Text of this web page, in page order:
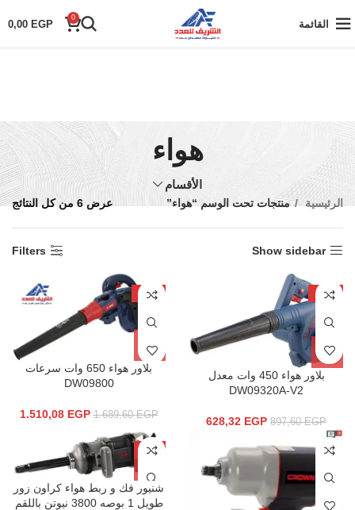
القائمة
0
0,00 EGP
هواء
الأقسام
الرئيسية منتجات تحت الوسم “هواء” عرض ⁦6⁩ من كل النتائج
Show sidebar
Filters
-30%
بلاور هواء 450 وات معدل
DW09320A-V2
897,60EGP
628,32 EGP
-11%
بلاور هواء 650 وات سرعات
DW09800
1.689,60EGP
1.510,08 EGP
-7%
شنيور فك و ربط هواء كراون زور
طويل 1 بوصه 3800 نيوتن باللقم